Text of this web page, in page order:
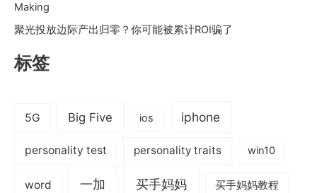
Making
聚光投放边际产出归零？你可能被累计ROI骗了
标签
5G Big Five ios iphone
personality test personality traits win10
word 一加 买手妈妈 买手妈妈教程